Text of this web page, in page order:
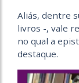
Aliás, dentre
livros -, vale
no qual a
destaque.